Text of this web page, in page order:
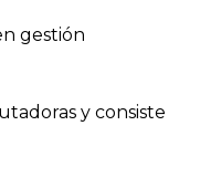
gestión
y consiste